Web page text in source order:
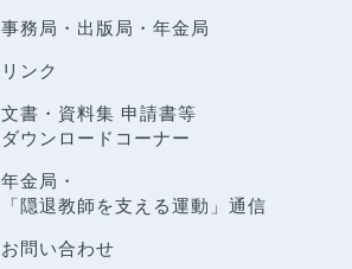
事務局・出版局・年金局
リンク
文書・資料集 申請書等
ダウンロードコーナー
年金局・
「隠退教師を支える運動」通信
お問い合わせ